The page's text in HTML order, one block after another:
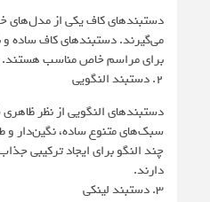
دستبندهای کاف یکی از
می‌گیرند. دستبندهای کاف ساده و
برای مراسم خاص مناسب هستند.
2. دستبند النگویی
دستبندهای النگویی از نظر
سبک‌های متنوع ساده، نگین‌دار و
چند النگو برای ایجاد ترکیبی
دارند.
3. دستبند لینکی